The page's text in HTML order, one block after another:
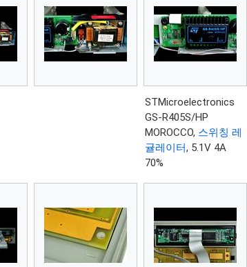
STMicroelectronics
GS-R405S/HP
MOROCCO, 스위칭 레
귤레이터, 5.1V 4A
70%